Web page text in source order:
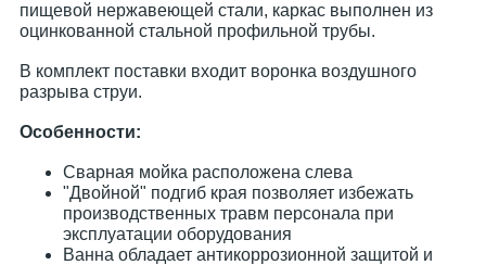
пищевой нержавеющей стали, каркас выполнен из
оцинкованной стальной профильной трубы.
В комплект поставки входит воронка воздушного
разрыва струи.
Особенности:
Сварная мойка расположена слева
"Двойной" подгиб края позволяет избежать
производственных травм персонала при
эксплуатации оборудования
Ванна обладает антикоррозионной защитой и